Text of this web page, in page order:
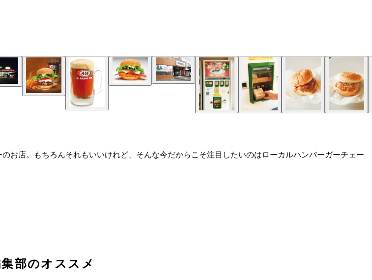
お店。もちろんそれもいいけれど、そんな今だからこそ注目したいのはローカルハンバーガーチェー
部のオススメ